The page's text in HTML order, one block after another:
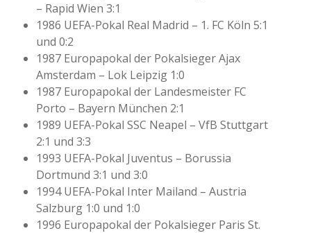
– Rapid Wien 3:1
1986 UEFA-Pokal Real Madrid – 1. FC Köln 5:1
und 0:2
1987 Europapokal der Pokalsieger Ajax
Amsterdam – Lok Leipzig 1:0
1987 Europapokal der Landesmeister FC
Porto – Bayern München 2:1
1989 UEFA-Pokal SSC Neapel – VfB Stuttgart
2:1 und 3:3
1993 UEFA-Pokal Juventus – Borussia
Dortmund 3:1 und 3:0
1994 UEFA-Pokal Inter Mailand – Austria
Salzburg 1:0 und 1:0
1996 Europapokal der Pokalsieger Paris St.